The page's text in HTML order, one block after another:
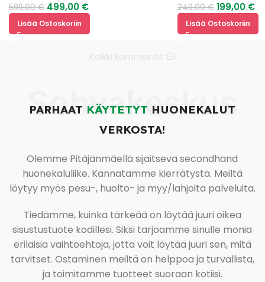
599,00€ 499,00 €
Lisää Ostoskoriin
249,00€ 199,00 €
Lisää Ostoskoriin
Sohvakeskus
PARHAAT KÄYTETYT HUONEKALUT
VERKOSTA!
Olemme Pitäjänmäellä sijaitseva secondhand
huonekaluliike. Kannatamme kierrätystä. Meiltä
löytyy myös pesu-, huolto- ja myy/lahjoita palveluita.
Tiedämme, kuinka tärkeää on löytää juuri oikea
sisustustuote kodillesi. Siksi tarjoamme sinulle monia
erilaisia vaihtoehtoja, jotta voit löytää juuri sen, mitä
tarvitset. Ostaminen meiltä on helppoa ja turvallista,
ja toimitamme tuotteet suoraan kotiisi.